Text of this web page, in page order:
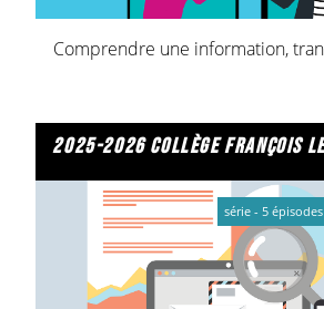
2025-2026 collège françois
série - 5 épisodes